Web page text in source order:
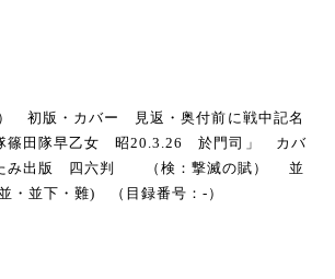
初版・カバー 見返・奥付前に戦中記名
隊篠田隊早乙女 昭20.3.26 於門司」 カバ
み出版 四六判 （検：撃滅の賦） 並
・並下・難) （目録番号：-）